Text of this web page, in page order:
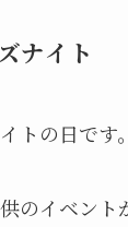
ナイト
トの日です。
のイベント